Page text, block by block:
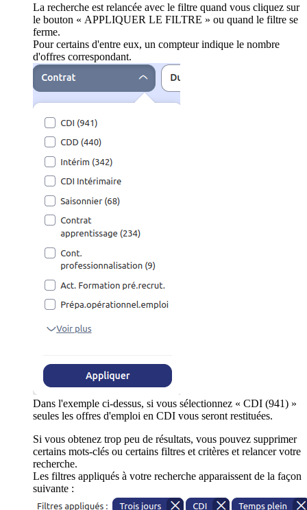
La recherche est relancée avec le filtre quand vous cliquez sur
le bouton « APPLIQUER LE FILTRE » ou quand le filtre se
ferme.
Pour certains d'entre eux, un compteur indique le nombre
d'offres correspondant.
Dans l'exemple ci-dessus, si vous sélectionnez « CDI (941) »
seules les offres d'emploi en CDI vous seront restituées.
Si vous obtenez trop peu de résultats, vous pouvez supprimer
certains mots-clés ou certains filtres et critères et relancer votre
recherche.
Les filtres appliqués à votre recherche apparaissent de la façon
suivante :